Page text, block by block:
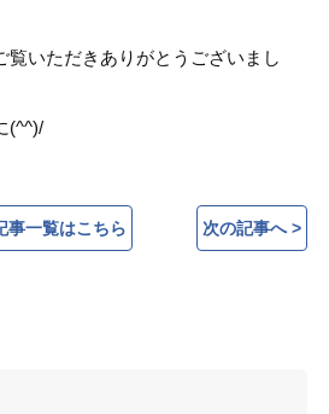
覧いただきありがとうございまし
(^^)/
事一覧はこちら 次の記事へ >